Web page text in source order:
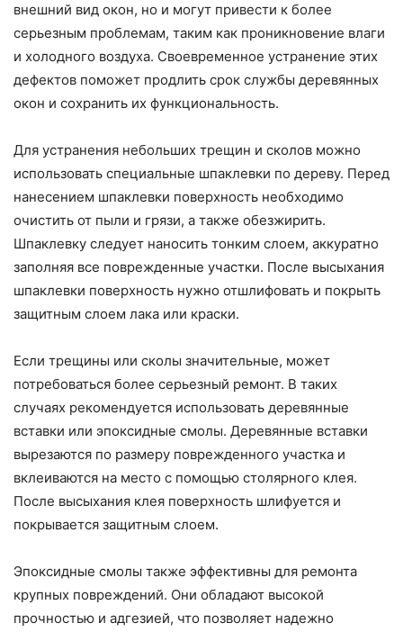
внешний вид окон, но и могут привести к более
серьезным проблемам, таким как проникновение влаги
и холодного воздуха. Своевременное устранение этих
дефектов поможет продлить срок службы деревянных
окон и сохранить их функциональность.
Для устранения небольших трещин и сколов можно
использовать специальные шпаклевки по дереву. Перед
нанесением шпаклевки поверхность необходимо
очистить от пыли и грязи, а также обезжирить.
Шпаклевку следует наносить тонким слоем, аккуратно
заполняя все поврежденные участки. После высыхания
шпаклевки поверхность нужно отшлифовать и покрыть
защитным слоем лака или краски.
Если трещины или сколы значительные, может
потребоваться более серьезный ремонт. В таких
случаях рекомендуется использовать деревянные
вставки или эпоксидные смолы. Деревянные вставки
вырезаются по размеру поврежденного участка и
вклеиваются на место с помощью столярного клея.
После высыхания клея поверхность шлифуется и
покрывается защитным слоем.
Эпоксидные смолы также эффективны для ремонта
крупных повреждений. Они обладают высокой
прочностью и адгезией, что позволяет надежно